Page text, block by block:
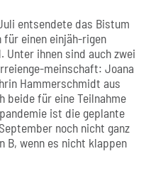
entsendete das Bistum
für einen einjäh-rigen
ihnen sind auch zwei
meinschaft: Joana
Hammerschmidt aus
beide für eine Teilnahme
ist die geplante
noch nicht ganz
B, wenn es nicht klappen